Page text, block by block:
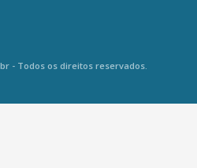
- Todos os direitos reservados.